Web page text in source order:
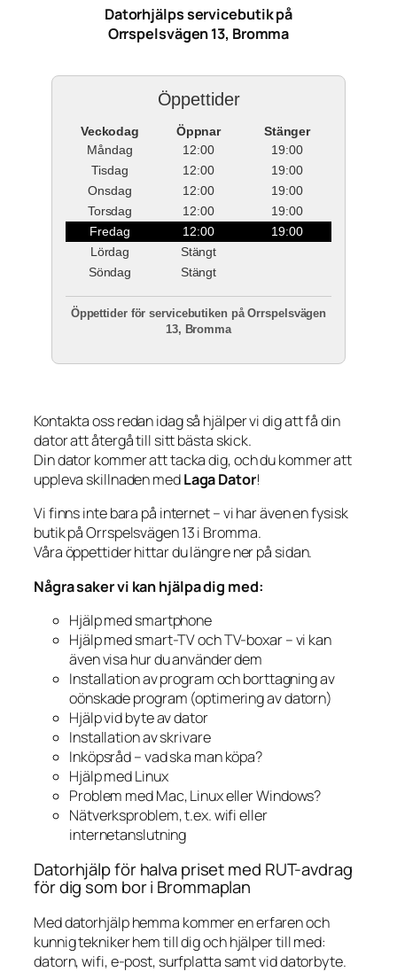
Datorhjälps servicebutik på
Orrspelsvägen 13, Bromma
Öppettider
Veckodag Öppnar
Stänger
Måndag
12:00
19:00
Tisdag
12:00
19:00
Onsdag
12:00
19:00
Torsdag
12:00
19:00
Fredag
12:00
19:00
Lördag
Stängt
Söndag
Stängt
Öppettider för servicebutiken på Orrspelsvägen
13, Bromma
Kontakta oss redan idag så hjälper vi dig att få din
dator att återgå till sitt bästa skick.
Din dator kommer att tacka dig, och du kommer att
uppleva skillnaden medLaga Dator!
Vi finns inte bara på internet – vi har även en fysisk
butik på Orrspelsvägen 13 i Bromma.
Våra öppettider hittar du längre ner på sidan.
Några saker vi kan hjälpa dig med:
Hjälp med smartphone
Hjälp med smart-TV och TV-boxar – vi kan
även visa hur du använder dem
Installation av program och borttagning av
oönskade program (optimering av datorn)
Hjälp vid byte av dator
Installation av skrivare
Inköpsråd – vad ska man köpa?
Hjälp med Linux
Problem med Mac, Linux eller Windows?
Nätverksproblem, t.ex. wifi eller
internetanslutning
Datorhjälp för halva priset med RUT-avdrag
för dig som bor i Brommaplan
Med datorhjälp hemma kommer en erfaren och
kunnig tekniker hem till dig och hjälper till med:
datorn, wifi, e-post, surfplatta samt vid datorbyte.